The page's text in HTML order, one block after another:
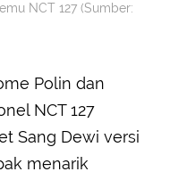
NCT 127 (Sumber:
Polin dan
NCT 127
Sang Dewi versi
menarik